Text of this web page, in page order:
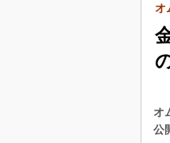
オ
オ
公